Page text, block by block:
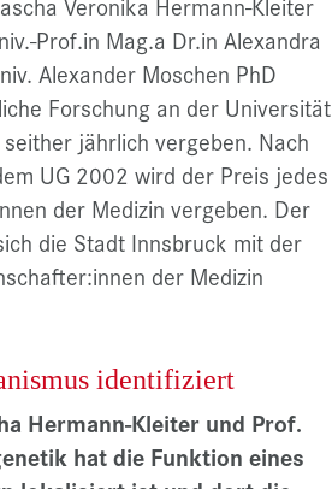
Prof.in Mag.a Dr.in Alexandra
Alexander Moschen PhD
Forschung an der Universität
jährlich vergeben. Nach
UG 2002 wird der Preis jedes
der Medizin vergeben. Der
die Stadt Innsbruck mit der
der Medizin
identifiziert
Hermann-Kleiter und Prof.
hat die Funktion eines